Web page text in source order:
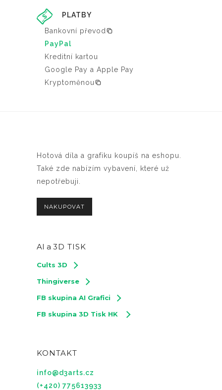
PLATBY
Bankovní převod
PayPal
Kreditní kartou
Google Pay a Apple Pay
Kryptoměnou
Hotová díla a grafiku koupíš na eshopu.
Také zde nabízím vybavení, které už
nepotřebuji.
NAKUPOVAT
AI a 3D TISK
Cults 3D
Thingiverse
FB skupina AI Grafici
FB skupina 3D Tisk HK
KONTAKT
info@d3arts.cz
(+420) 775613933